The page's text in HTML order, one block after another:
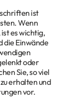
ist
Wenn
es wichtig,
die Einwände
oder
Sie, so viel
erhalten und
vor.